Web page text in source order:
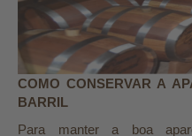
COMO CONSERVAR A
BARRIL
Para manter a boa